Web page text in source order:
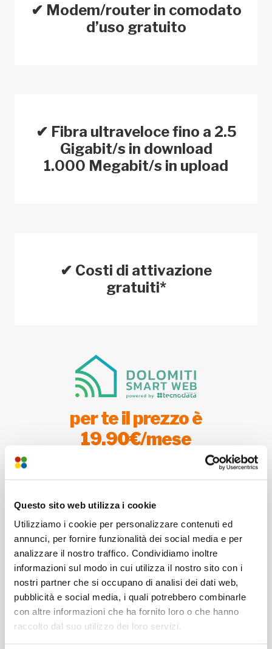
Questo sito web utilizza i cookie
Utilizziamo i cookie per personalizzare contenuti ed
annunci, per fornire funzionalità dei social media e per
analizzare il nostro traffico. Condividiamo inoltre
informazioni sul modo in cui utilizza il nostro sito con i
nostri partner che si occupano di analisi dei dati web,
pubblicità e social media, i quali potrebbero combinarle
con altre informazioni che ha fornito loro o che hanno
raccolto dal suo utilizzo dei loro servizi.
✔ Modem/router in comodato
d’uso gratuito
✔ Fibra ultraveloce fino a 2.5
Gigabit/s in download
1.000 Megabit/s in upload
✔ Costi di attivazione
gratuiti*
per te il prezzo è
19,90€/mese
Dal settimo mese in poi
24,90€/meseper sempre
Oppure:
27,90€/mese per sempre
per connessione su rete OPEN
FIBER